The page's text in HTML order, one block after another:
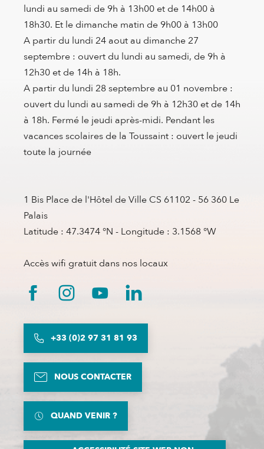
lundi au samedi de 9h à 13h00 et de 14h00 à
18h30. Et le dimanche matin de 9h00 à 13h00
A partir du lundi 24 aout au dimanche 27
septembre : ouvert du lundi au samedi, de 9h à
12h30 et de 14h à 18h.
A partir du lundi 28 septembre au 01 novembre :
ouvert du lundi au samedi de 9h à 12h30 et de 14h
à 18h. Fermé le jeudi après-midi. Pendant les
vacances scolaires de la Toussaint : ouvert le jeudi
toute la journée
1 Bis Place de l'Hôtel de Ville CS 61102 - 56 360 Le
Palais
Latitude : 47.3474 °N - Longitude : 3.1568 °W
Accès wifi gratuit dans nos locaux
+33 (0)2 97 31 81 93
NOUS CONTACTER
QUAND VENIR ?